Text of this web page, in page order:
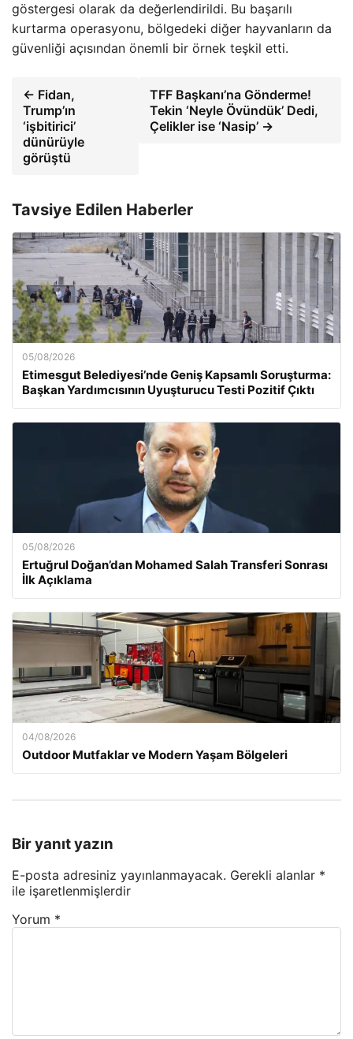
göstergesi olarak da değerlendirildi. Bu başarılı
kurtarma operasyonu, bölgedeki diğer hayvanların da
güvenliği açısından önemli bir örnek teşkil etti.
← Fidan,
Trump’ın
‘işbitirici’
dünürüyle
görüştü
TFF Başkanı’na Gönderme!
Tekin ‘Neyle Övündük’ Dedi,
Çelikler ise ‘Nasip’ →
Tavsiye Edilen Haberler
05/08/2026
Etimesgut Belediyesi’nde Geniş Kapsamlı Soruşturma:
Başkan Yardımcısının Uyuşturucu Testi Pozitif Çıktı
05/08/2026
Ertuğrul Doğan’dan Mohamed Salah Transferi Sonrası
İlk Açıklama
04/08/2026
Outdoor Mutfaklar ve Modern Yaşam Bölgeleri
Bir yanıt yazın
E-posta adresiniz yayınlanmayacak. Gerekli alanlar *
ile işaretlenmişlerdir
Yorum *